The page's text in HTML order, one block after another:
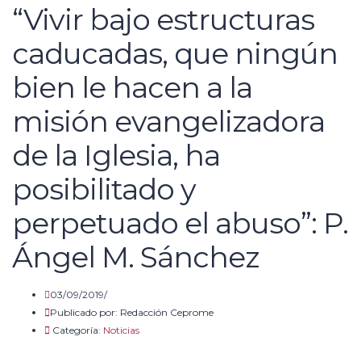
“Vivir bajo estructuras
caducadas, que ningún
bien le hacen a la
misión evangelizadora
de la Iglesia, ha
posibilitado y
perpetuado el abuso”: P.
Ángel M. Sánchez
03/09/2019/
Publicado por: Redacción Ceprome
Categoría: Noticias